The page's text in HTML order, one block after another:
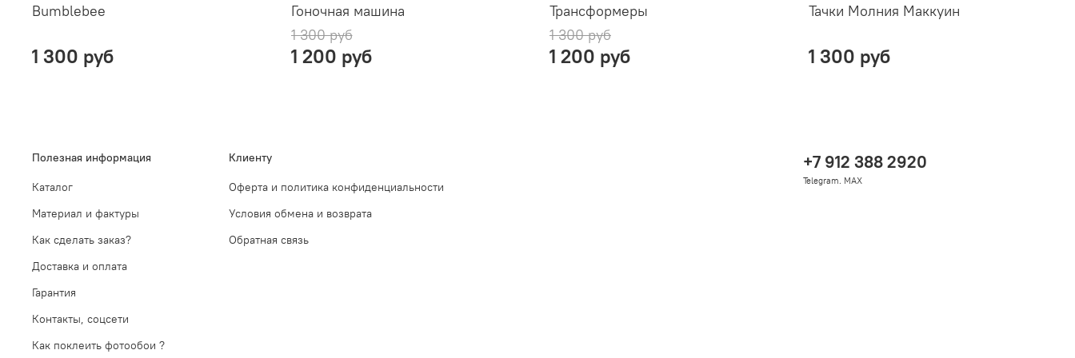
Bumblebee
1 300 руб
Гоночная машина
1 300 руб
1 200 руб
Трансформеры
1 300 руб
1 200 руб
Тачки Молния Маккуин
1 300 руб
Полезная информация
Каталог
Материал и фактуры
Как сделать заказ?
Доставка и оплата
Гарантия
Контакты, соцсети
Как поклеить фотообои ?
Клиенту
Оферта и политика конфиденциальности
Условия обмена и возврата
Обратная связь
+7 912 388 2920
Telegram. MAX